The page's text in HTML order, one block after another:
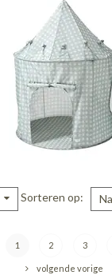
Sorteren op
1 2 3
volgende vorige